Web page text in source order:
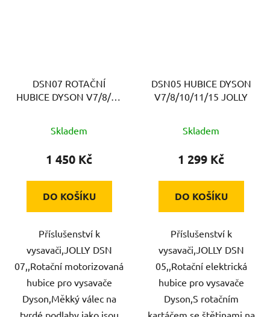
DSN07 ROTAČNÍ
HUBICE DYSON V7/8/11
Skladem
1 450 Kč
DO KOŠÍKU
Příslušenství k
vysavači,JOLLY DSN
07,,Rotační motorizovaná
hubice pro vysavače
Dyson,Měkký válec na
DSN05 HUBICE DYSON
V7/8/10/11/15 JOLLY
Skladem
1 299 Kč
DO KOŠÍKU
Příslušenství k
vysavači,JOLLY DSN
05,,Rotační elektrická
hubice pro vysavače
Dyson,S rotačním